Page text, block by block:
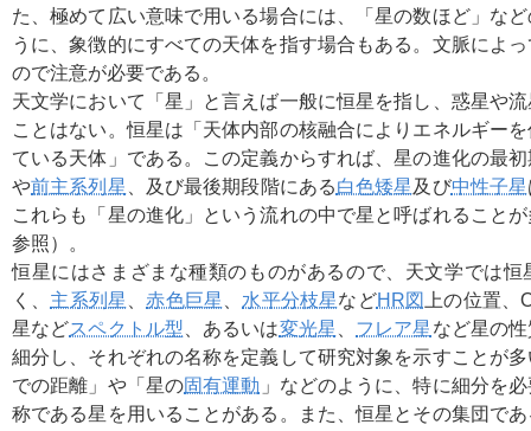
た、極めて広い意味で用いる場合には、「星の数ほど」な
うに、象徴的にすべての天体を指す場合もある。文脈によ
ので注意が必要である。
天文学において「星」と言えば一般に恒星を指し、惑星や
ことはない。恒星は「天体内部の核融合によりエネルギー
ている天体」である。この定義からすれば、星の進化の最
や前主系列星 、及び最後期段階にある白色矮星 及び中性子星
これらも「星の進化」という流れの中で星と呼ばれること
参照）。
恒星にはさまざまな種類のものがあるので、天文学では恒
く、 主系列星 、赤色巨星 水平分枝星などHR図
上の位置
星などスペクトル型 、あるいは変光星 フレア星 など星の
細分し、それぞれの名称を定義して研究対象を示すことが
での距離」や「星の固有運動 」などのように、特に細分を
称である星を用いることがある。また、恒星とその集団であ